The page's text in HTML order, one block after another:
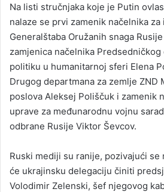
Na listi stručnjaka koje je Putin
nalaze se prvi zamenik načelnika
Generalštaba Oružanih snaga
zamjenica načelnika
politiku u humanitarnoj sferi Elena
Drugog departmana za zemlje ZND
poslova Aleksej Poliščuk i zamenik
uprave za međunarodnu vojnu
odbrane Rusije Viktor Ševcov.
Ruski mediji su ranije, pozivajući
će ukrajinsku delegaciju činiti
Volodimir Zelenski, šef njegovog